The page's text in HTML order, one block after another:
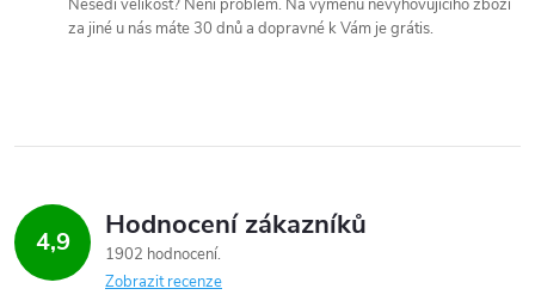
r
v
k
za jiné u nás máte 30 dnů a dopravné k Vám je grátis.
4,9 Hodnocení zákazníků
1902 hodnocení
Zobrazit recenze